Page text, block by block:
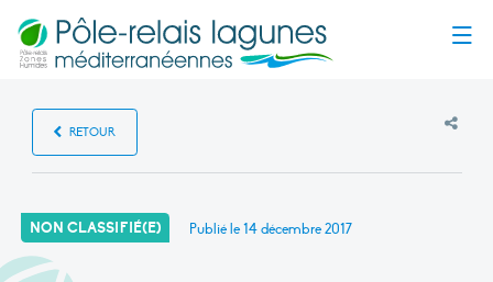
RETOUR
NON CLASSIFIÉ(E) Publié le14 décembre 2017